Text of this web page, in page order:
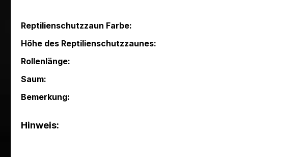
Reptilienschutzzaun Farbe:
Höhe des Reptilienschutzzaunes:
Rollenlänge:
Saum:
Bemerkung:
Hinweis: